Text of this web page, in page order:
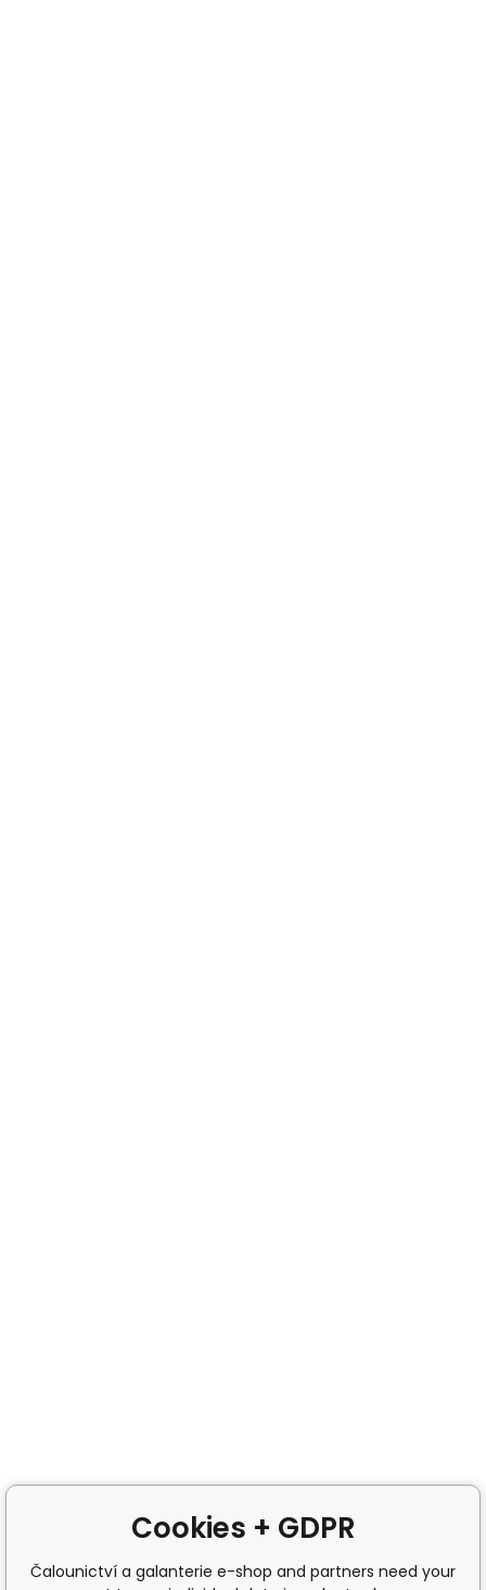
Cookies + GDPR
Čalounictví a galanterie e-shop and partners need your